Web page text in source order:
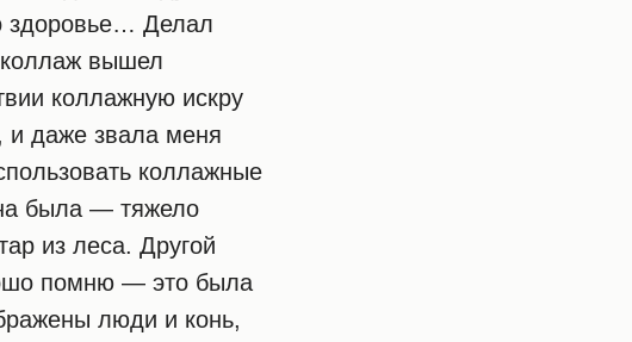
здоровье… Делал
коллаж вышел
коллажную искру
и даже звала меня
коллажные
была — тяжело
из леса. Другой
помню — это была
люди и конь,